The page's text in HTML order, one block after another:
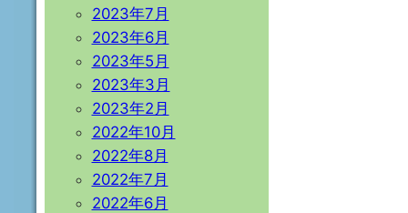
2023年7月
2023年6月
2023年5月
2023年3月
2023年2月
2022年10月
2022年8月
2022年7月
2022年6月